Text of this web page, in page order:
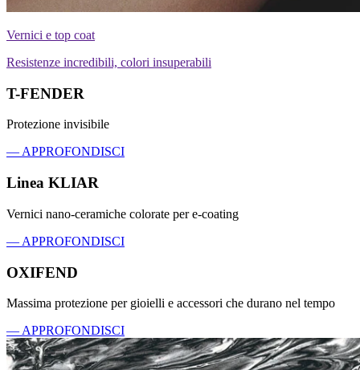
Vernici e top coat
Resistenze incredibili, colori insuperabili
T-FENDER
Protezione invisibile
— APPROFONDISCI
Linea KLIAR
Vernici nano-ceramiche colorate per e-coating
— APPROFONDISCI
OXIFEND
Massima protezione per gioielli e accessori che durano nel tempo
— APPROFONDISCI